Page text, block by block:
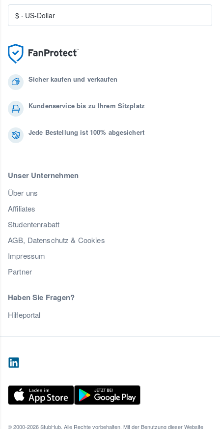
Sicher kaufen und verkaufen
Kundenservice bis zu Ihrem Sitzplatz
Jede Bestellung ist 100% abgesichert
Unser Unternehmen
Über uns
Affiliates
Studentenrabatt
AGB, Datenschutz & Cookies
Impressum
Partner
Haben Sie Fragen?
Hilfeportal
$ · US-Dollar
© 2000-2026 StubHub. Alle Rechte vorbehalten. Mit der Benutzung dieser Website